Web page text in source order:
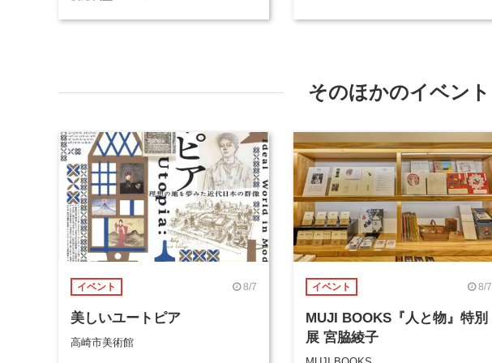
そのほかのイベント
イベント 8/7
美しいユートピア
高崎市美術館
イベント 8/7
MUJI BOOKS『人と物』特別
展 宮脇綾子